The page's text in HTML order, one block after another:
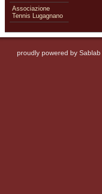
Associazione
Tennis Lugagnano
proudly powered by Sablab